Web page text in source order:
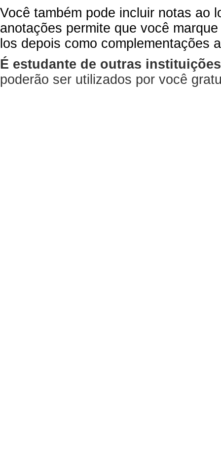
Você também pode incluir notas ao
anotações permite que você
los depois como complementações
É estudante de outras
poderão ser utilizados por você